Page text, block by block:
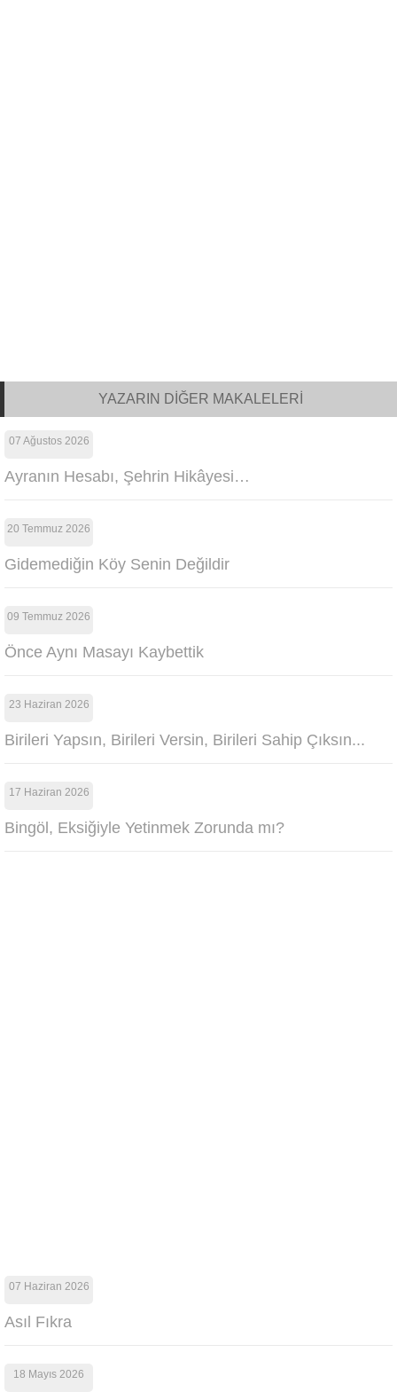
YAZARIN DİĞER MAKALELERİ
07 Ağustos 2026
Ayranın Hesabı, Şehrin Hikâyesi…
20 Temmuz 2026
Gidemediğin Köy Senin Değildir
09 Temmuz 2026
Önce Aynı Masayı Kaybettik
23 Haziran 2026
Birileri Yapsın, Birileri Versin, Birileri Sahip Çıksın...
17 Haziran 2026
Bingöl, Eksiğiyle Yetinmek Zorunda mı?
07 Haziran 2026
Asıl Fıkra
18 Mayıs 2026